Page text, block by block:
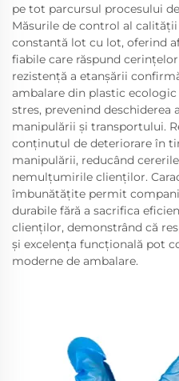
pe tot parcursul procesului
Măsurile de control al
constantă lot cu lot, oferind
fiabile care răspund
rezistență a etanșării
ambalare din plastic
stres, prevenind deschiderea
manipulării și transportului.
conținutul de deteriorare în
manipulării, reducând
nemulțumirile clienților.
îmbunătățite permit
durabile fără a sacrifica
clienților, demonstrând că
și excelența funcțională pot
moderne de ambalare.